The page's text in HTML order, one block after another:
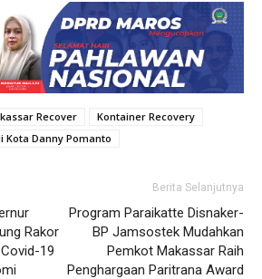
Recover
Kontainer Recovery
Kota Danny Pomanto
Rakor
19
Berita Selanjutnya
Program Paraikatte Disnaker-
BP Jamsostek Mudahkan
Pemkot Makassar Raih
Penghargaan Paritrana Award